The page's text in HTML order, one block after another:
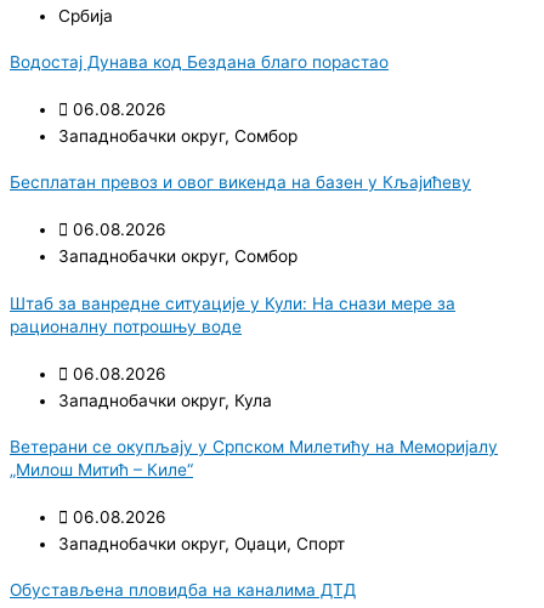
Србија
Водостај Дунава код Бездана благо порастао
06.08.2026
Западнобачки округ, Сомбор
Бесплатан превоз и овог викенда на базен у Кљајићеву
06.08.2026
Западнобачки округ, Сомбор
Штаб за ванредне ситуације у Кули: На снази мере за
рационалну потрошњу воде
06.08.2026
Западнобачки округ, Кула
Ветерани се окупљају у Српском Милетићу на Меморијалу
„Милош Митић – Киле“
06.08.2026
Западнобачки округ, Оџаци, Спорт
Обустављена пловидба на каналима ДТД